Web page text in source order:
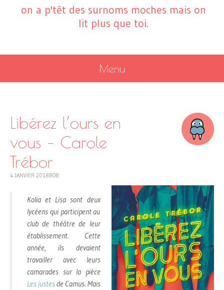
on a p'têt des surnoms moches mais on
lit plus que toi.
Menu
CONTENT
Libérez l’ours en
vous – Carole
Trébor
4 JANVIER 2018BOB
Kolia et Lisa sont deux
lycéens qui participent au
club de théâtre de leur
établissement. Cette
année, ils devaient
travailler avec leurs
camarades sur la pièce
Les justesde Camus. Mais